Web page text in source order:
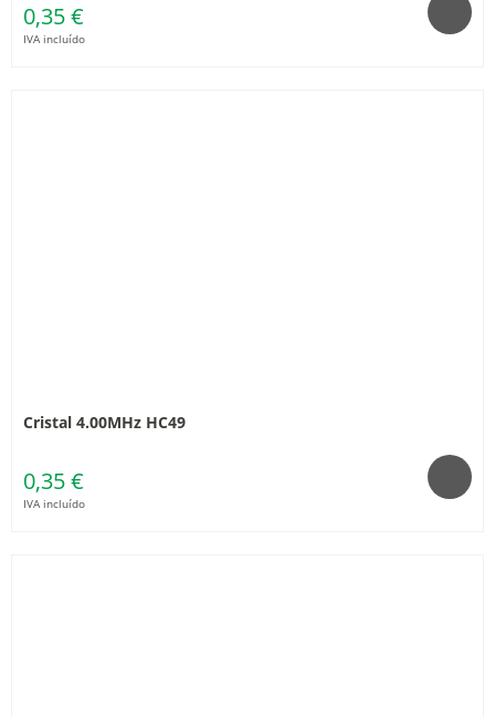
0,35 €
IVA incluído
Cristal 4.00MHz HC49
0,35 €
IVA incluído